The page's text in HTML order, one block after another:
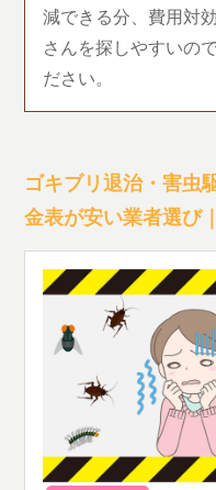
減できる分、費用対
さんを探しやすいの
ださい。
ゴキブリ退治・害虫
金表が安い業者選び